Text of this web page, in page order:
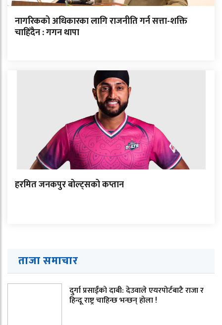
नागरिकको अधिकारका लागि राजनीति गर्न सत्ता-शक्ति
चाहिँदैन : गगन थापा
हरमित जनकपुर बोल्ट्सको कप्तान
ताजा समाचार
दुर्गा प्रसाईंको दाबी: देउवाले एयरपोर्टबाटै राजा र
हिन्दू राष्ट्र चाहिन्छ भन्छन् होला !